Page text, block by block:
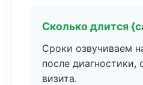
Сколько длится
Сроки озвучиваем
после диагностики,
визита.